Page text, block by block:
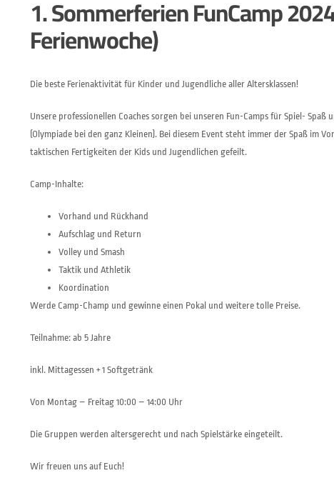
1. Sommerferien FunCamp
Ferienwoche)
Die beste Ferienaktivität für Kinder und Jugendliche aller Altersklassen!
Unsere professionellen Coaches sorgen bei unseren Fun-Camps für Spiel-
(Olympiade bei den ganz Kleinen). Bei diesem Event steht immer der Spaß im
taktischen Fertigkeiten der Kids und Jugendlichen gefeilt.
Camp-Inhalte:
Vorhand und Rückhand
Aufschlag und Return
Volley und Smash
Taktik und Athletik
Koordination
Werde Camp-Champ und gewinne einen Pokal und weitere tolle Preise.
Teilnahme: ab 5 Jahre
inkl. Mittagessen + 1 Softgetränk
Von Montag – Freitag 10:00 – 14:00 Uhr
Die Gruppen werden altersgerecht und nach Spielstärke eingeteilt.
Wir freuen uns auf Euch!